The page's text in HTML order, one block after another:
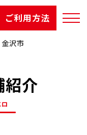
ご利用方法
金沢市
紹介